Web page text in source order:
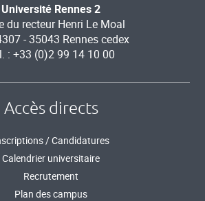
Université Rennes 2
du recteur Henri Le Moal
- 35043 Rennes cedex
: +33 (0)2 99 14 10 00
Accès directs
/ Candidatures
Calendrier universitaire
Recrutement
Plan des campus